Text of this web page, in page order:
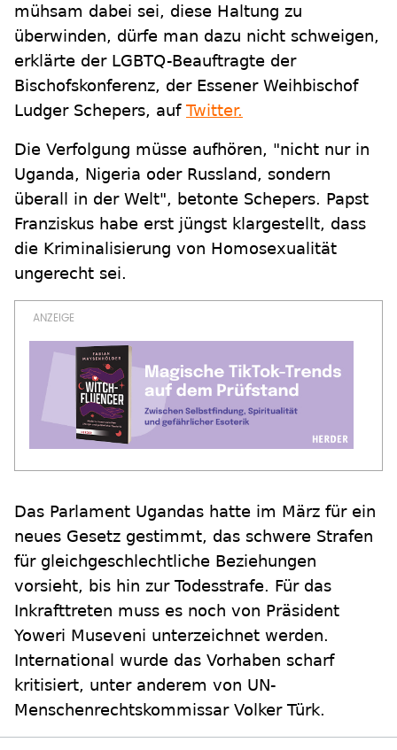
mühsam dabei sei, diese Haltung zu
überwinden, dürfe man dazu nicht schweigen,
erklärte der LGBTQ-Beauftragte der
Bischofskonferenz, der Essener Weihbischof
Ludger Schepers, auf Twitter.
Die Verfolgung müsse aufhören, "nicht nur in
Uganda, Nigeria oder Russland, sondern
überall in der Welt", betonte Schepers. Papst
Franziskus habe erst jüngst klargestellt, dass
die Kriminalisierung von Homosexualität
ungerecht sei.
Das Parlament Ugandas hatte im März für ein
neues Gesetz gestimmt, das schwere Strafen
für gleichgeschlechtliche Beziehungen
vorsieht, bis hin zur Todesstrafe. Für das
Inkrafttreten muss es noch von Präsident
Yoweri Museveni unterzeichnet werden.
International wurde das Vorhaben scharf
kritisiert, unter anderem von UN-
Menschenrechtskommissar Volker Türk.